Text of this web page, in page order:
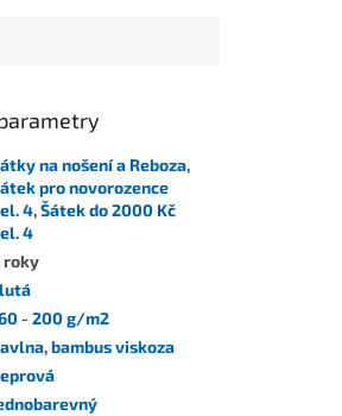
na nošení a Reboza,
pro novorozence
4,Šátek do 2000 Kč
4
roky
- 200 g/m2
,bambus viskoza